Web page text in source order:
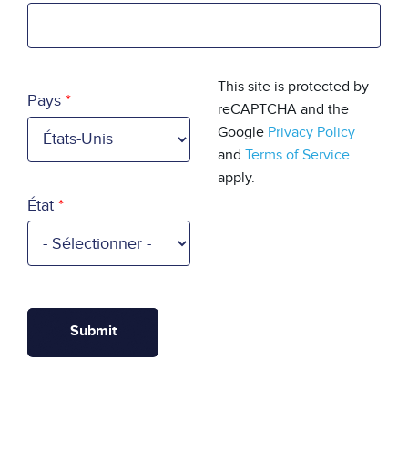
Pays
État
This site is protected by
reCAPTCHA and the
Google Privacy Policy
and Terms of Service
apply.